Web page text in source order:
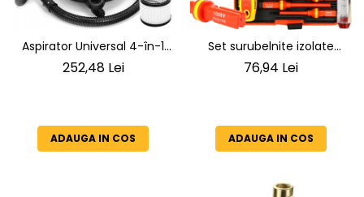
Aspirator Universal 4-în-1
Pentru Cenușă, Șemineu,
252,48 Lei
ADAUGA IN COS
Set surubelnite izolate
profesionale VDE, 13 Piese,
76,94 Lei
ADAUGA IN COS